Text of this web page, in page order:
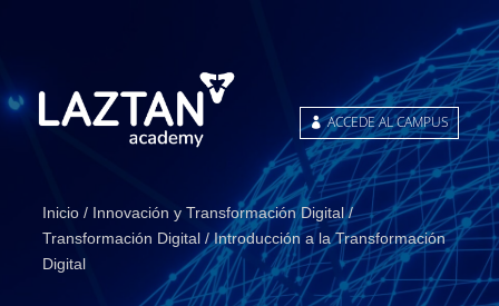
ACCEDE AL CAMPUS
Inicio / Innovación y Transformación Digital/
Transformación Digital / Introducción a la Transformación
Digital